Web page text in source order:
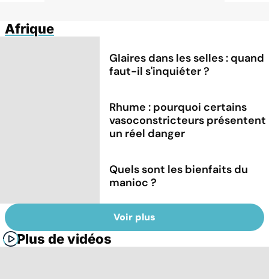
Afrique
Glaires dans les selles : quand
faut-il s'inquiéter ?
Rhume : pourquoi certains
vasoconstricteurs présentent
un réel danger
Quels sont les bienfaits du
manioc ?
Voir plus
Plus de vidéos